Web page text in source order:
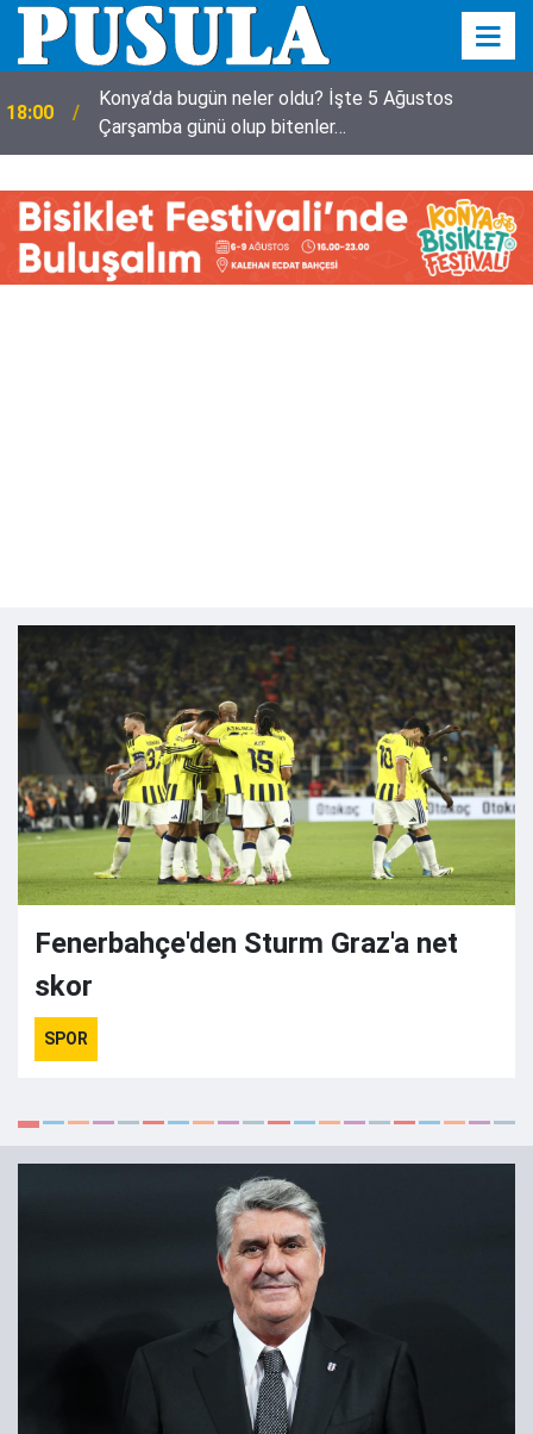
18:00
Konya’da bugün neler oldu? İşte 5 Ağustos
Çarşamba günü olup bitenler…
Fenerbahçe'den Sturm Graz'a net
skor
SPOR